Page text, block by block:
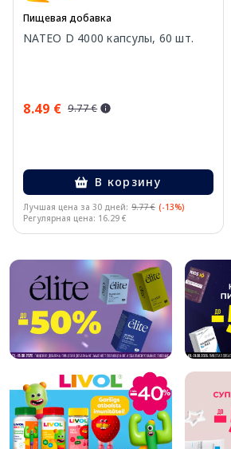
Пищевая добавка
NATEO D 4000 капсулы, 60 шт.
8.49 € 9.77 €
В корзину
Лучшая цена за 30 дней: 9.77 € (-13%)
Регулярная цена: 16.29 €